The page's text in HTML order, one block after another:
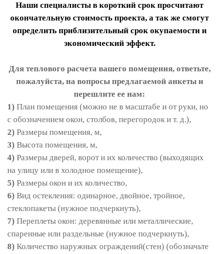
Наши специалисты в короткий срок просчитают
окончательную стоимость проекта, а так же смогут
определить приблизительный срок окупаемости и
экономический эффект.
Для теплового расчета вашего помещения, ответьте,
пожалуйста, на вопросы предлагаемой анкеты и
перешлите ее нам:
1) План помещения (можно не в масштабе и от руки, но
с обозначением окон, столбов, перегородок и т. д.),
2) Размеры помещения, м,
3) Высота помещения, м,
4) Размеры дверей, ворот и их количество (выходящих
на улицу или в холодное помещение),
5) Размеры окон и их количество,
6) Вид остекления: одинарное, двойное, тройное,
стеклопакеты (нужное подчеркнуть),
7) Переплеты окон: деревянные или металлические,
спаренные или раздельные (нужное подчеркнуть),
8) Количество наружных ограждений(стен) (обозначьте